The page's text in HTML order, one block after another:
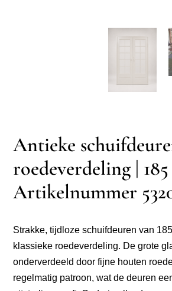
Antieke
roedeverdeling | 185
Artikelnummer
Strakke, tijdloze schuifdeuren van
klassieke roedeverdeling. De grote
onderverdeeld door fijne houten
regelmatig patroon, wat de deuren